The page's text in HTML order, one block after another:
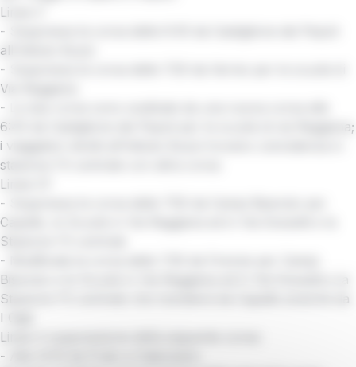
Linea V
- Soppressa la corsa delle 6:45 da Castiglione dei Pepoli
all’Istituto Buzzi
- Soppressa la corsa delle 7:20 da Vernio per le scuole di
Via Reggiana
- Le due corse sono sostituite da una nuova corsa alle
6:45 da Castiglione dei Pepoli per le scuole di via Reggiana;
i viaggiatori diretti all’Istituto Buzzi trovano coincidenza in
stazione FS centrale con altra corsa
Linea CF
- Soppressa la corsa delle 7:50 da Campi Bisenzio per
Capalle, le Scuole in Via Reggiana ed in Via Dossetti e la
Stazione FS centrale
- Modificata la corsa delle 7:30 da Firenze per Campi
Bisenzio e le Scuole in Via Reggiana ed in Via Dossetti e la
Stazione FS centrale che transiterà da Capalle anziché da
I Gigli
Linea 4 soppressione della seguente corsa:
- Alle 12:15 da Prato a Calenzano